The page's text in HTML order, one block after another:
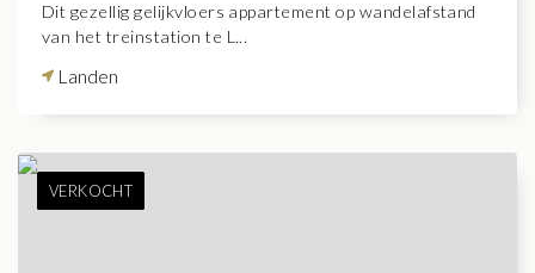
Dit gezellig gelijkvloers appartement op wandelafstand
van het treinstation te L...
Landen
VERKOCHT